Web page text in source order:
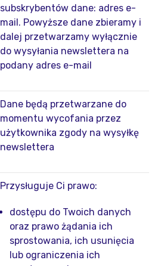
subskrybentów dane: adres e-
mail. Powyższe dane zbieramy i
dalej przetwarzamy wyłącznie
do wysyłania newslettera na
podany adres e-mail
Dane będą przetwarzane do
momentu wycofania przez
użytkownika zgody na wysyłkę
newslettera
Przysługuje Ci prawo:
dostępu do Twoich danych
oraz prawo żądania ich
sprostowania, ich usunięcia
lub ograniczenia ich